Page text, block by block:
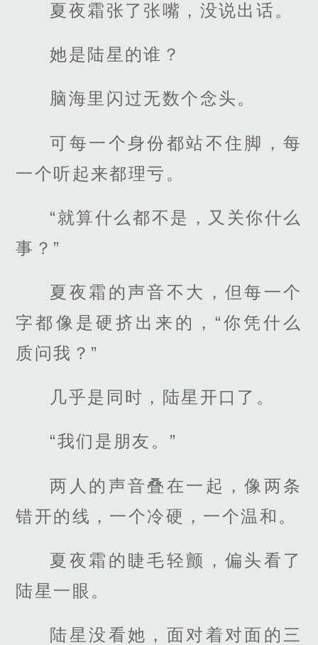
夏夜霜张了张嘴，没说出话。
她是陆星的谁？
脑海里闪过无数个念头。
可每一个身份都站不住脚，每
一个听起来都理亏。
“就算什么都不是，又关你什么
事？”
夏夜霜的声音不大，但每一个
字都像是硬挤出来的，“你凭什么
质问我？”
几乎是同时，陆星开口了。
“我们是朋友。”
两人的声音叠在一起，像两条
错开的线，一个冷硬，一个温和。
夏夜霜的睫毛轻颤，偏头看了
陆星一眼。
陆星没看她，面对着对面的三